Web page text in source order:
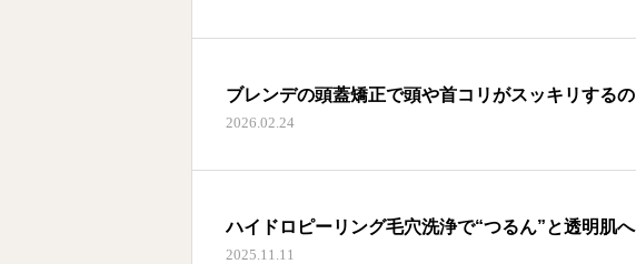
ブレンデの頭蓋矯正で頭や首コリがスッキリする
2026.02.24
ハイドロピーリング毛穴洗浄で“つるん”と透明肌へ
2025.11.11